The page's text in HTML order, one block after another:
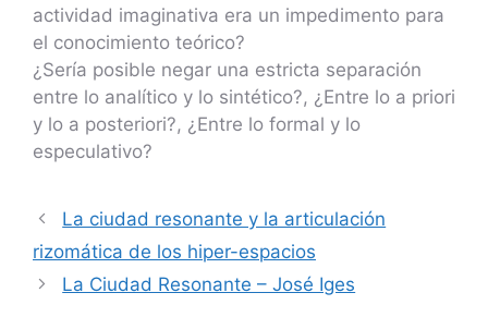
actividad imaginativa era un impedimento para
el conocimiento teórico?
¿Sería posible negar una estricta separación
entre lo analítico y lo sintético?, ¿Entre lo a priori
y lo a posteriori?, ¿Entre lo formal y lo
especulativo?
Navegación
de
La ciudad resonante y la articulación
rizomática de los hiper-espacios
La Ciudad Resonante – José Iges